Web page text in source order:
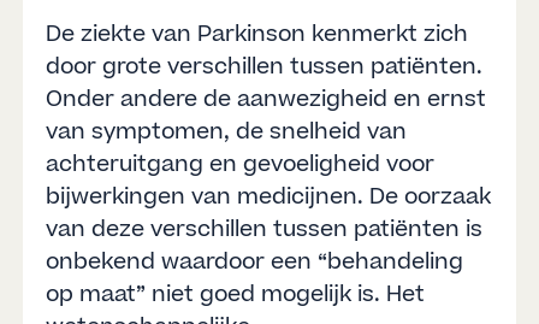
De ziekte van Parkinson kenmerkt zich
door grote verschillen tussen patiënten.
Onder andere de aanwezigheid en ernst
van symptomen, de snelheid van
achteruitgang en gevoeligheid voor
bijwerkingen van medicijnen. De oorzaak
van deze verschillen tussen patiënten is
onbekend waardoor een “behandeling
op maat” niet goed mogelijk is. Het